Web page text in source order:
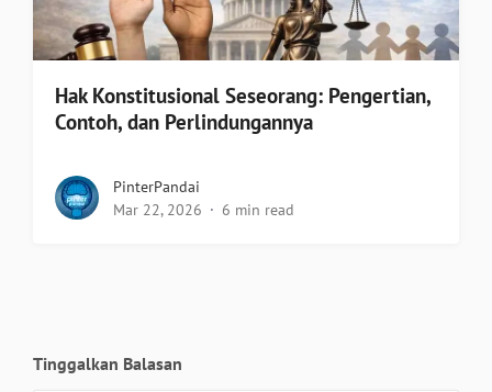
Hak Konstitusional Seseorang: Pengertian,
Contoh, dan Perlindungannya
PinterPandai
Mar 22, 2026
6 min read
Tinggalkan Balasan